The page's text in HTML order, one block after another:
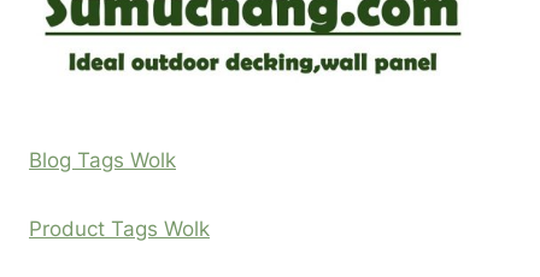
Blog Tags Wolk
Product Tags Wolk